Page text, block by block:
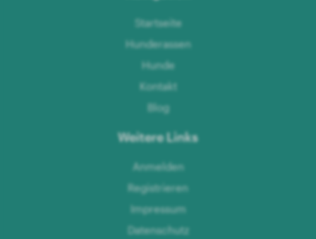
Startseite
Hunderassen
Hunde
Kontakt
Blog
Weitere Links
Anmelden
Registrieren
Impressum
Datenschutz